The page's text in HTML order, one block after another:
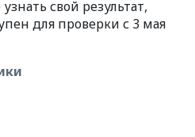
свой результат,
для проверки с 3 мая